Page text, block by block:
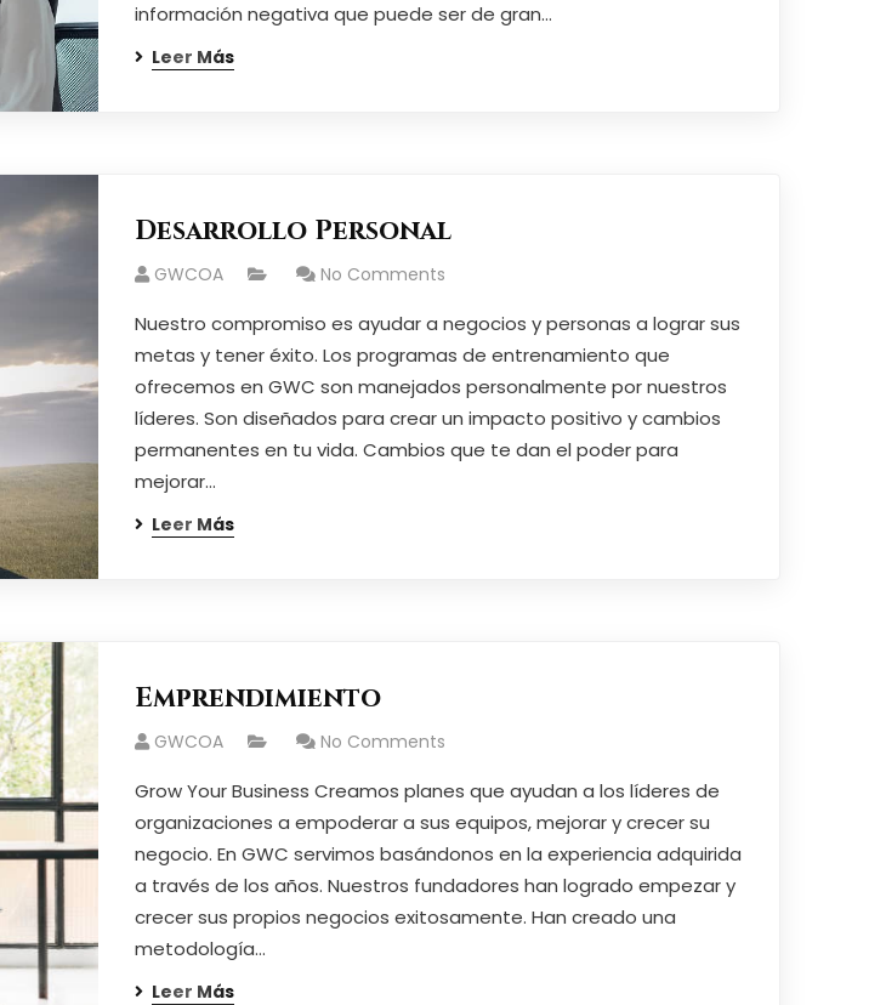
información negativa que puede ser de gran…
Leer Más
Desarrollo Personal
GWCOA No Comments
Nuestro compromiso es ayudar a negocios y personas a lograr sus
metas y tener éxito. Los programas de entrenamiento que
ofrecemos en GWC son manejados personalmente por nuestros
líderes. Son diseñados para crear un impacto positivo y cambios
permanentes en tu vida. Cambios que te dan el poder para
mejorar…
Leer Más
Emprendimiento
GWCOA No Comments
Grow Your Business Creamos planes que ayudan a los líderes de
organizaciones a empoderar a sus equipos, mejorar y crecer su
negocio. En GWC servimos basándonos en la experiencia adquirida
a través de los años. Nuestros fundadores han logrado empezar y
crecer sus propios negocios exitosamente. Han creado una
metodología…
Leer Más